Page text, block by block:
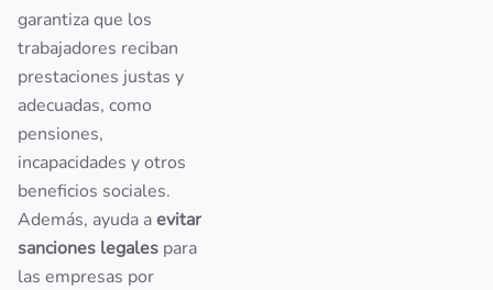
garantiza que los
trabajadores reciban
prestaciones justas y
adecuadas, como
pensiones,
incapacidades y otros
beneficios sociales.
Además, ayuda aevitar
sanciones legales para
las empresas por